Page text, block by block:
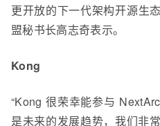
更开放的下一代架构开源生
盟秘书长高志奇表示。
Kong
“Kong 很荣幸能参与
是未来的发展趋势，我们非